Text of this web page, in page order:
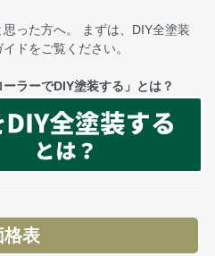
思った方へ。 まずは、DIY全塗装
ドをご覧ください。
ラーでDIY塗装する」とは？
格表